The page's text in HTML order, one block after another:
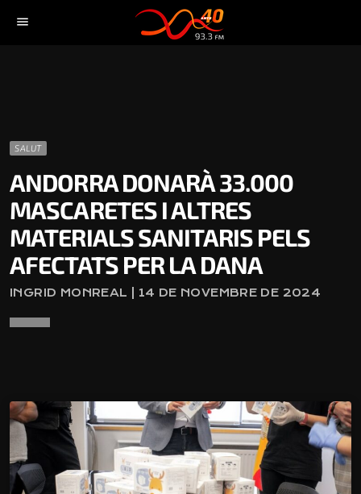
menu
SALUT
ANDORRA DONARÀ 33.000
MASCARETES I ALTRES
MATERIALS SANITARIS PELS
AFECTATS PER LA DANA
INGRID MONREAL | 14 DE NOVEMBRE DE 2024